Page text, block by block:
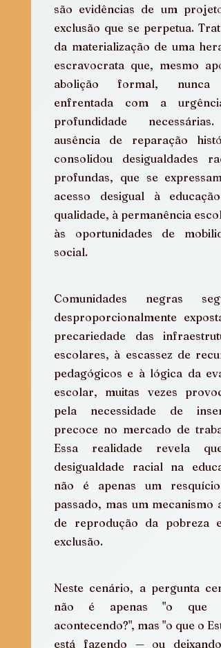
são evidências de um
exclusão que se perpetua.
da materialização de uma
escravocrata que, mesmo
abolição formal, nunca
enfrentada com a
profundidade
ausência de reparação
consolidou desigualdades
profundas, que se
acesso desigual à educação
qualidade, à permanência
às oportunidades de
social.
Comunidades negras
desproporcionalmente
precariedade das
escolares, à escassez de
pedagógicos e à lógica da
escolar, muitas vezes
pela necessidade de
precoce no mercado de
Essa realidade revela
desigualdade racial na
não é apenas um resquício
passado, mas um mecanismo
de reprodução da pobreza e
exclusão.
Neste cenário, a pergunta
não é apenas "o que
acontecendo?", mas "o que o
está fazendo — ou deixando